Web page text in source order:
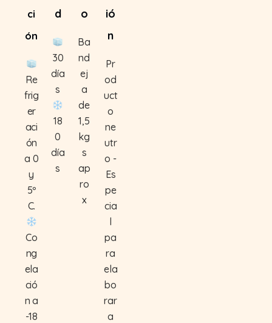
ci
ón
Re
frig
er
aci
ón
a 0
y
5º
C.
Co
ng
ela
ció
n a
-18
d
30
día
s
18
0
día
s
o
Ba
nd
ej
a
de
1,5
kg
s
ap
ro
x
ió
n
Pr
od
uct
o
ne
utr
o -
Es
pe
cia
l
pa
ra
ela
bo
rar
a